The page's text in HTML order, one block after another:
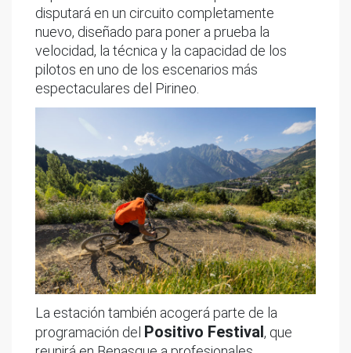
disputará en un circuito completamente
nuevo, diseñado para poner a prueba la
velocidad, la técnica y la capacidad de los
pilotos en uno de los escenarios más
espectaculares del Pirineo.
La estación también acogerá parte de la
programación del Positivo Festival , que